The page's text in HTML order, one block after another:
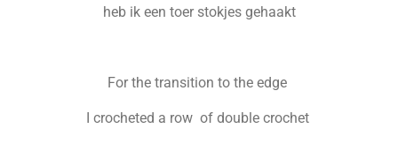
heb ik een toer stokjes gehaakt
For the transition to the edge
I crocheted a row of double crochet